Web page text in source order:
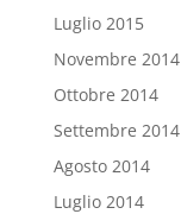
Luglio 2015
Novembre 2014
Ottobre 2014
Settembre 2014
Agosto 2014
Luglio 2014